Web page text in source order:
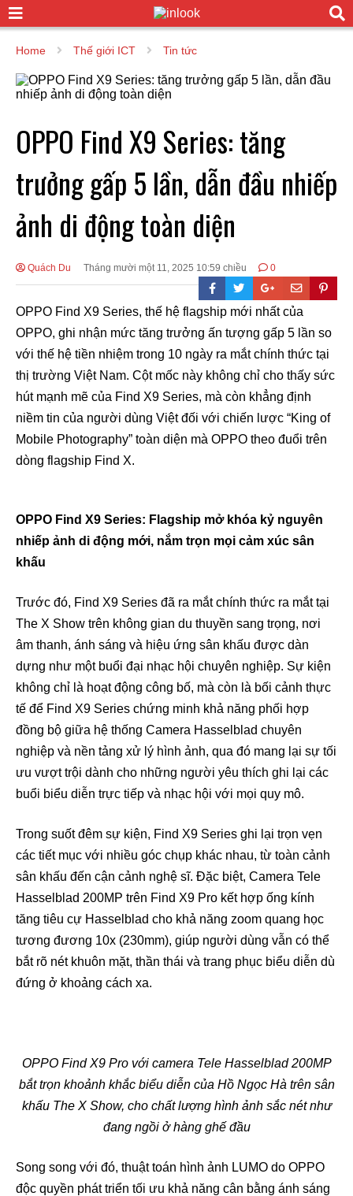
Home Thế giới ICT Tin tức
OPPO Find X9 Series: tăng
trưởng gấp 5 lần, dẫn đầu nhiếp
ảnh di động toàn diện
Quách Du Tháng mười một 11, 2025 10:59 chiều 0
OPPO Find X9 Series, thế hệ flagship mới nhất của
OPPO, ghi nhận mức tăng trưởng ấn tượng gấp 5 lần so
với thế hệ tiền nhiệm trong 10 ngày ra mắt chính thức tại
thị trường Việt Nam. Cột mốc này không chỉ cho thấy sức
hút mạnh mẽ của Find X9 Series, mà còn khẳng định
niềm tin của người dùng Việt đối với chiến lược “King of
Mobile Photography” toàn diện mà OPPO theo đuổi trên
dòng flagship Find X.
OPPO Find X9 Series: Flagship mở khóa kỷ nguyên
nhiếp ảnh di động mới, nắm trọn mọi cảm xúc sân
khấu
Trước đó, Find X9 Series đã ra mắt chính thức ra mắt tại
The X Show trên không gian du thuyền sang trọng, nơi
âm thanh, ánh sáng và hiệu ứng sân khấu được dàn
dựng như một buổi đại nhạc hội chuyên nghiệp. Sự kiện
không chỉ là hoạt động công bố, mà còn là bối cảnh thực
tế để Find X9 Series chứng minh khả năng phối hợp
đồng bộ giữa hệ thống Camera Hasselblad chuyên
nghiệp và nền tảng xử lý hình ảnh, qua đó mang lại sự tối
ưu vượt trội dành cho những người yêu thích ghi lại các
buổi biểu diễn trực tiếp và nhạc hội với mọi quy mô.
Trong suốt đêm sự kiện, Find X9 Series ghi lại trọn vẹn
các tiết mục với nhiều góc chụp khác nhau, từ toàn cảnh
sân khấu đến cận cảnh nghệ sĩ. Đặc biệt, Camera Tele
Hasselblad 200MP trên Find X9 Pro kết hợp ống kính
tăng tiêu cự Hasselblad cho khả năng zoom quang học
tương đương 10x (230mm), giúp người dùng vẫn có thể
bắt rõ nét khuôn mặt, thần thái và trang phục biểu diễn dù
đứng ở khoảng cách xa.
OPPO Find X9 Pro với camera Tele Hasselblad 200MP
bắt trọn khoảnh khắc biểu diễn của Hồ Ngọc Hà trên sân
khấu The X Show, cho chất lượng hình ảnh sắc nét như
đang ngồi ở hàng ghế đầu
Song song với đó, thuật toán hình ảnh LUMO do OPPO
độc quyền phát triển tối ưu khả năng cân bằng ánh sáng